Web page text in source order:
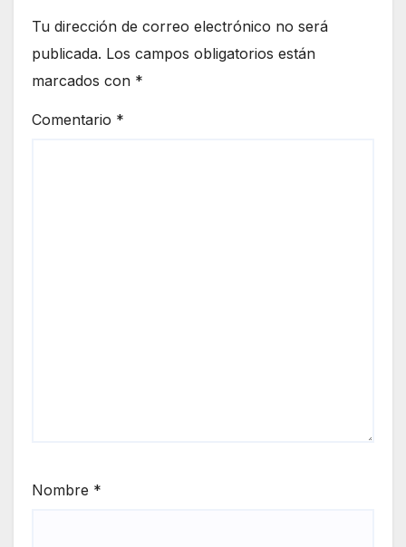
Tu dirección de correo electrónico no será
publicada. Los campos obligatorios están
marcados con *
Comentario *
Nombre *